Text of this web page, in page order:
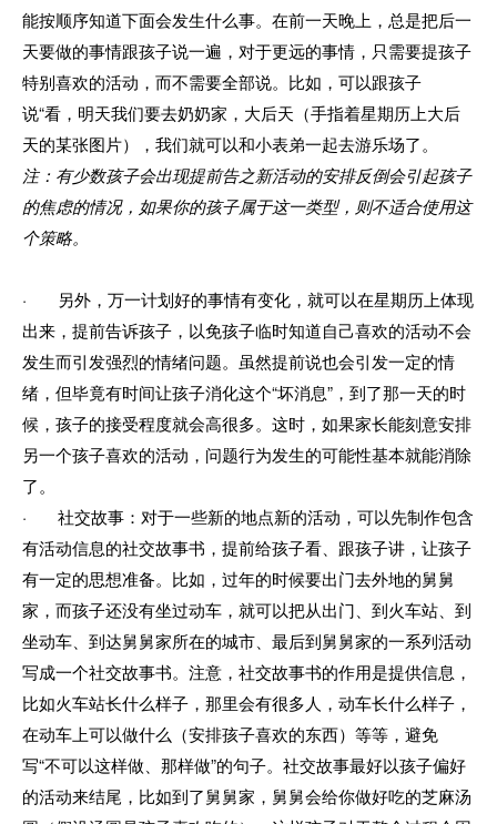
能按顺序知道下面会发生什么事。在前一天晚上，总是把后一
天要做的事情跟孩子说一遍，对于更远的事情，只需要提孩子
特别喜欢的活动，而不需要全部说。比如，可以跟孩子
说“看，明天我们要去奶奶家，大后天（手指着星期历上大后
天的某张图片），我们就可以和小表弟一起去游乐场了。
注：有少数孩子会出现提前告之新活动的安排反倒会引起孩子
的焦虑的情况，如果你的孩子属于这一类型，则不适合使用这
个策略。
· 另外，万一计划好的事情有变化，就可以在星期历上体现
出来，提前告诉孩子，以免孩子临时知道自己喜欢的活动不会
发生而引发强烈的情绪问题。虽然提前说也会引发一定的情
绪，但毕竟有时间让孩子消化这个“坏消息”，到了那一天的时
候，孩子的接受程度就会高很多。这时，如果家长能刻意安排
另一个孩子喜欢的活动，问题行为发生的可能性基本就能消除
了。
· 社交故事：对于一些新的地点新的活动，可以先制作包含
有活动信息的社交故事书，提前给孩子看、跟孩子讲，让孩子
有一定的思想准备。比如，过年的时候要出门去外地的舅舅
家，而孩子还没有坐过动车，就可以把从出门、到火车站、到
坐动车、到达舅舅家所在的城市、最后到舅舅家的一系列活动
写成一个社交故事书。注意，社交故事书的作用是提供信息，
比如火车站长什么样子，那里会有很多人，动车长什么样子，
在动车上可以做什么（安排孩子喜欢的东西）等等，避免
写“不可以这样做、那样做”的句子。社交故事最好以孩子偏好
的活动来结尾，比如到了舅舅家，舅舅会给你做好吃的芝麻汤